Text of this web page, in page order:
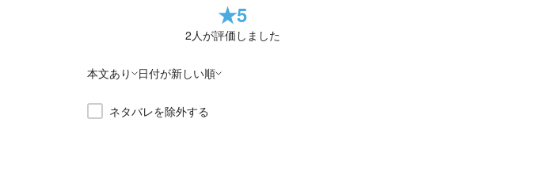
★5
2人が評価しました
本文あり 日付が新しい順
ネタバレを除外する